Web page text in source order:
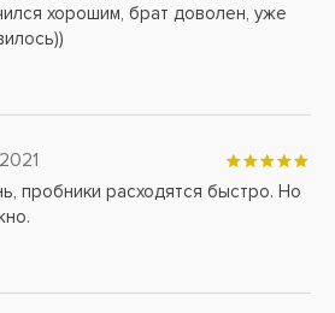
хорошим, брат доволен, уже
пробники расходятся быстро. Но